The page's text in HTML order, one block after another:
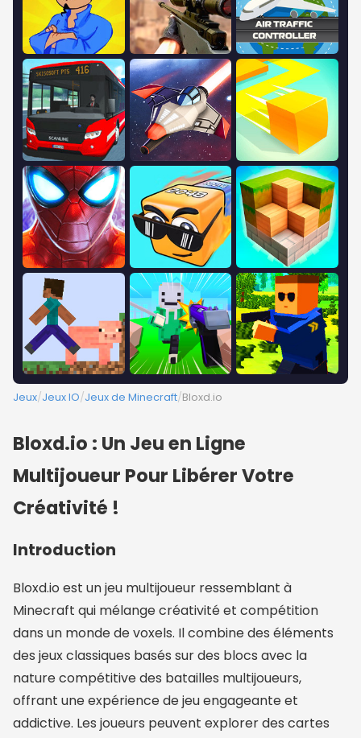
Jeux/Jeux IO/Jeux de Minecraft/Bloxd.io
Bloxd.io : Un Jeu en Ligne
Multijoueur Pour Libérer Votre
Créativité !
Introduction
Bloxd.io est un jeu multijoueur ressemblant à
Minecraft qui mélange créativité et compétition
dans un monde de voxels. Il combine des éléments
des jeux classiques basés sur des blocs avec la
nature compétitive des batailles multijoueurs,
offrant une expérience de jeu engageante et
addictive. Les joueurs peuvent explorer des cartes